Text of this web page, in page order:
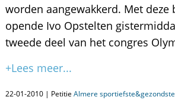
worden aangewakkerd. Met deze
opende Ivo Opstelten
tweede deel van het congres
+Lees meer...
22-01-2010 | Petitie Almere